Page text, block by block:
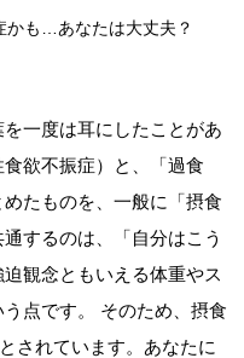
かも…あなたは大丈夫？
を一度は耳にしたことがあ
欲不振症）と、「過食
たものを、一般に「摂食
するのは、「自分はこう
観念ともいえる体重やス
点です。 そのため、摂食
されています。あなたに